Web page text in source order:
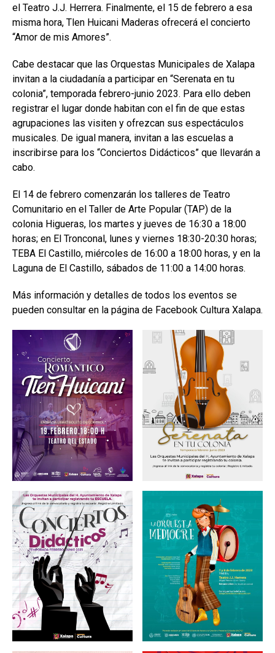
el Teatro J.J. Herrera. Finalmente, el 15 de febrero a esa
misma hora, Tlen Huicani Maderas ofrecerá el concierto
“Amor de mis Amores”.
Cabe destacar que las Orquestas Municipales de Xalapa
invitan a la ciudadanía a participar en “Serenata en tu
colonia”, temporada febrero-junio 2023. Para ello deben
registrar el lugar donde habitan con el fin de que estas
agrupaciones las visiten y ofrezcan sus espectáculos
musicales. De igual manera, invitan a las escuelas a
inscribirse para los “Conciertos Didácticos” que llevarán a
cabo.
El 14 de febrero comenzarán los talleres de Teatro
Comunitario en el Taller de Arte Popular (TAP) de la
colonia Higueras, los martes y jueves de 16:30 a 18:00
horas; en El Tronconal, lunes y viernes 18:30-20:30 horas;
TEBA El Castillo, miércoles de 16:00 a 18:00 horas, y en la
Laguna de El Castillo, sábados de 11:00 a 14:00 horas.
Más información y detalles de todos los eventos se
pueden consultar en la página de Facebook Cultura Xalapa.